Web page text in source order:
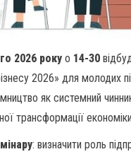
2026 року о 14-30
2026» для молодих
як системний
трансформації
: визначити роль